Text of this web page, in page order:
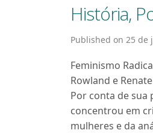
História,
Published on 25 de
Feminismo
Rowland e
Por conta de
concentrou em
mulheres e da